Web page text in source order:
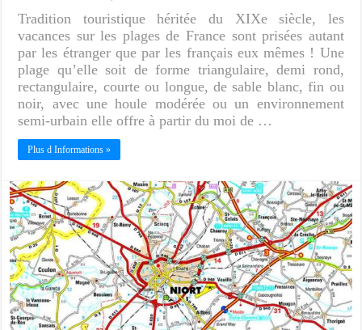
Tradition touristique héritée du XIXe siècle, les
vacances sur les plages de France sont prisées autant
par les étranger que par les français eux mêmes ! Une
plage qu’elle soit de forme triangulaire, demi rond,
rectangulaire, courte ou longue, de sable blanc, fin ou
noir, avec une houle modérée ou un environnement
semi-urbain elle offre à partir du moi de …
Plus d Informations »